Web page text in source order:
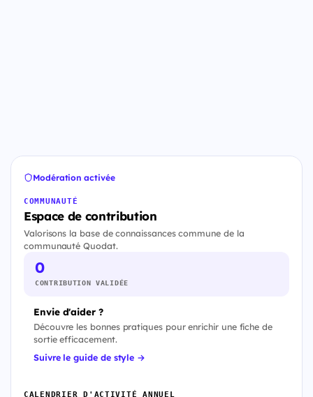
Modération activée
COMMUNAUTÉ
Espace de contribution
Valorisons la base de connaissances commune de la
communauté Quodat.
0
CONTRIBUTION VALIDÉE
Envie d'aider ?
Découvre les bonnes pratiques pour enrichir une fiche de
sortie efficacement.
Suivre le guide de style →
CALENDRIER D'ACTIVITÉ ANNUEL